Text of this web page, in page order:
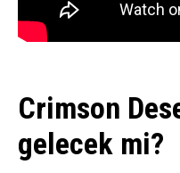
Crimson
gelecek mi?